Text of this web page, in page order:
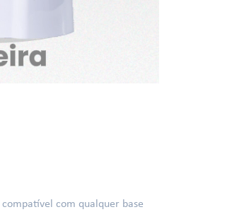
com qualquer base